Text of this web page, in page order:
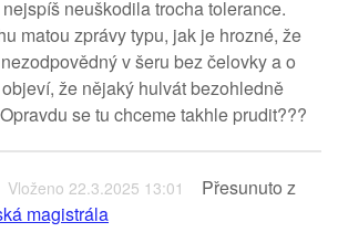
neuškodila trocha tolerance.
matou zprávy typu, jak je hrozné, že
v šeru bez čelovky a o
že nějaký hulvát bezohledně
se tu chceme takhle prudit???
Vloženo 22.3.2025 13:01
Přesunuto z
magistrála